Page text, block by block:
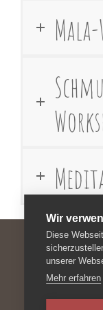
Wir
Diese
unserer
Mehr erfahren